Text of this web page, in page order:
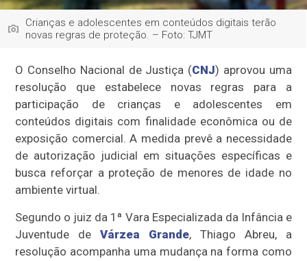
Crianças e adolescentes em conteúdos digitais terão
novas regras de proteção. – Foto: TJMT
O Conselho Nacional de Justiça (CNJ) aprovou uma
resolução que estabelece novas regras para a
participação de crianças e adolescentes em
conteúdos digitais com finalidade econômica ou de
exposição comercial. A medida prevê a necessidade
de autorização judicial em situações específicas e
busca reforçar a proteção de menores de idade no
ambiente virtual.
Segundo o juiz da 1ª Vara Especializada da Infância e
Juventude deVárzea Grande, Thiago Abreu, a
resolução acompanha uma mudança na forma como